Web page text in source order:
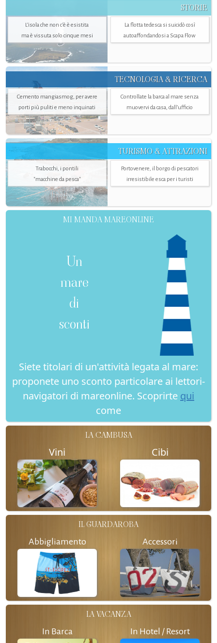
STORIE
L’isola che non c'è è esistita
ma è vissuta solo cinque mesi
La flotta tedesca si suicidò così
autoaffondandosi a Scapa Flow
TECNOLOGIA & RICERCA
Cemento mangiasmog, per avere
porti più puliti e meno inquinati
Controllate la barca al mare senza
muovervi da casa, dall’ufficio
TURISMO & ATTRAZIONI
Trabocchi, i pontili
"macchine da pesca"
Portovenere, il borgo di pescatori
irresistibile esca per i turisti
MI MANDA MAREONLINE
Un
mare
di
sconti
Siete titolari di un'attività legata al mare:
proponete uno sconto particolare ai lettori-
navigatori di mareonline. Scoprirte qui
come
LA CAMBUSA
Vini Cibi
IL GUARDAROBA
Abbigliamento Accessori
LA VACANZA
In Barca In Hotel / Resort